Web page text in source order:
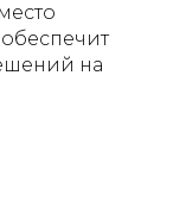
на